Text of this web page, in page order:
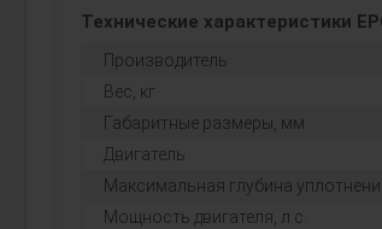
Технические характеристики
Производитель
Вес, кг
Габаритные размеры, мм
Двигатель
Максимальная глубина
Мощность двигателя, л.с.